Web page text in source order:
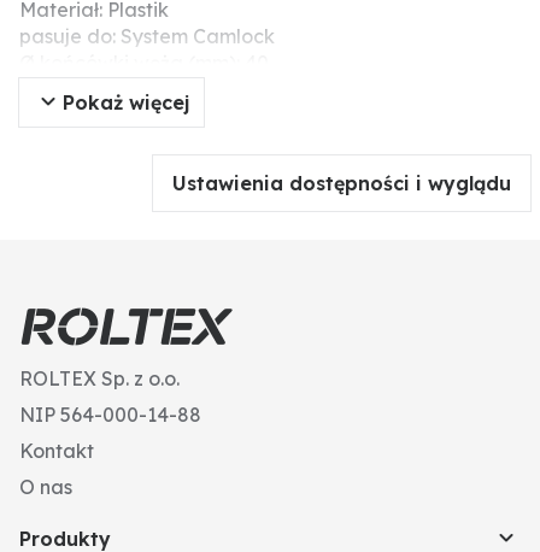
Materiał: Plastik
pasuje do: System Camlock
Typ: C
Wielkość zaczepu NW (cale): 1 1/2"
Pokaż więcej
Ustawienia dostępności i wyglądu
ROLTEX Sp. z o.o.
NIP 564-000-14-88
Kontakt
O nas
Produkty